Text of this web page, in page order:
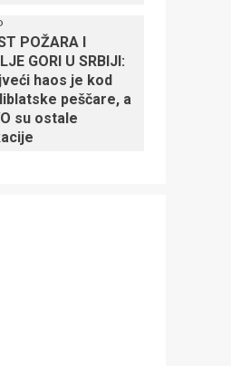
POŽARA I
GORI U SRBIJI:
haos je kod
peščare, a
su ostale